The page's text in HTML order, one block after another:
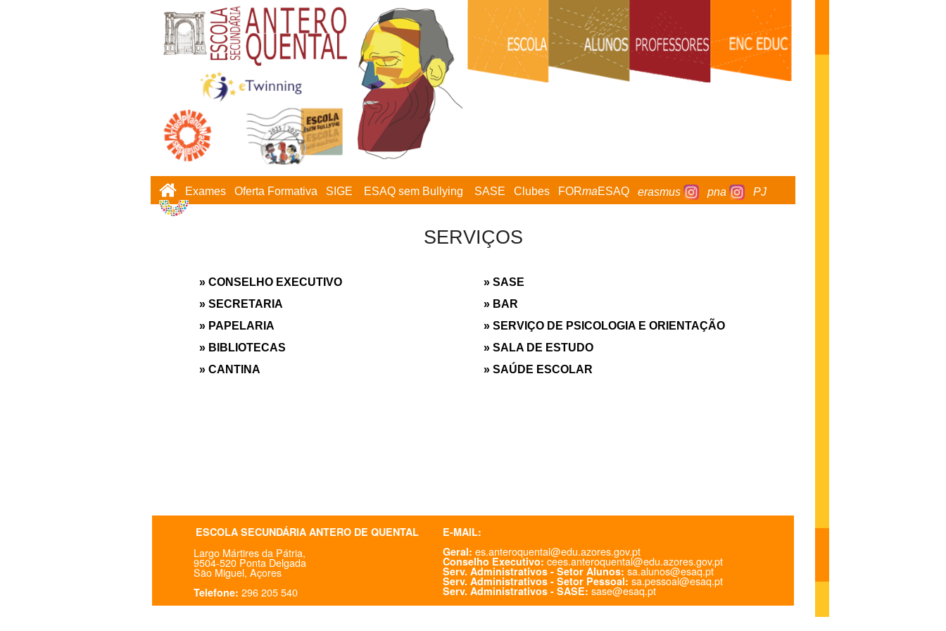
Exames Oferta Formativa SIGE ESAQ sem Bullying SASE Clubes FORmaESAQ erasmus pna PJ
SERVIÇOS
» CONSELHO EXECUTIVO
» SECRETARIA
» PAPELARIA
» BIBLIOTECAS
» CANTINA
» SASE
» BAR
» SERVIÇO DE PSICOLOGIA E ORIENTAÇÃO
» SALA DE ESTUDO
» SAÚDE ESCOLAR
ESCOLA SECUNDÁRIA ANTERO DE QUENTAL
Largo Mártires da Pátria,
9504-520 Ponta Delgada
São Miguel, Açores
Telefone: 296 205 540
E-MAIL:
Geral: es.anteroquental@edu.azores.gov.pt
Conselho Executivo: cees.anteroquental@edu.azores.gov.pt
Serv. Administrativos - Setor Alunos: sa.alunos@esaq.pt
Serv. Administrativos - Setor Pessoal: sa.pessoal@esaq.pt
Serv. Administrativos - SASE: sase@esaq.pt